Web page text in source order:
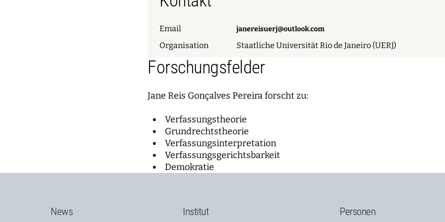
Email janereisuerj@outlook.com
Organisation Staatliche Universität Rio de Janeiro (UERJ)
Forschungsfelder
Jane Reis Gonçalves Pereira forscht zu:
Verfassungstheorie
Grundrechtstheorie
Verfassungsinterpretation
Verfassungsgerichtsbarkeit
Demokratie
News Institut Personen